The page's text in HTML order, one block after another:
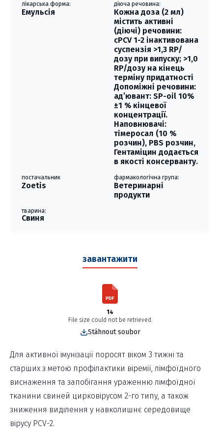
лікарська форма:
Емульсія
діюча речовина:
Кожна доза (2 мл)
містить активні
(діючі) речовини:
cPCV 1-2 інактивована
суспензія >1,3 RP/
дозу при випуску; >1,0
RP/дозу на кінець
терміну придатності
Допоміжні речовини:
ад’ювант: SP-oil 10%
±1 % кінцевої
концентрації.
Наповнювачі:
тімеросал (10 %
розчин), PBS розчин,
Гентаміцин додається
в якості консерванту.
постачальник
Zoetis
фармакологічна група:
Ветеринарні
продукти
тварина:
Свиня
завантажити
14
File size could not be retrieved.
Stáhnout soubor
Для активної імунізації поросят віком 3 тижні та
старших з метою профілактики віремії, лімфоїдного
виснаження та запобігання ураженню лімфоїдної
тканини свиней цирковірусом 2-го типу, а також
зниження виділення у навколишнє середовище
вірусу PCV-2.